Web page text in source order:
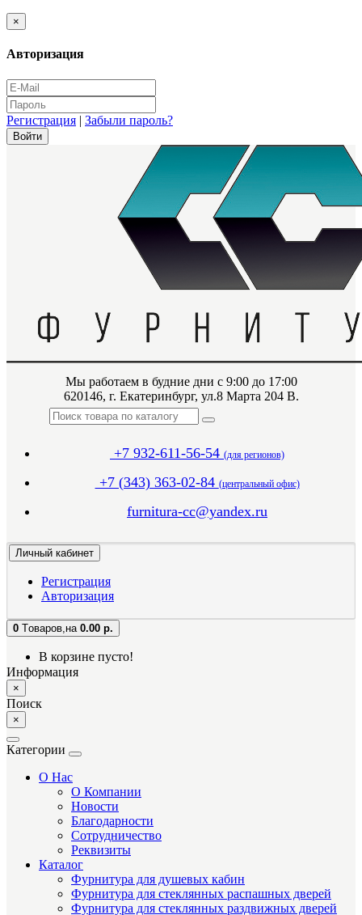
×
Авторизация
Регистрация | Забыли пароль?
Мы работаем в будние дни с 9:00 до 17:00
620146, г. Екатеринбург, ул.8 Марта 204 В.
+7 932-611-56-54 (для регионов)
+7 (343) 363-02-84 (центральный офис)
furnitura-cc@yandex.ru
Личный кабинет
Регистрация
Авторизация
0 Tоваров, на 0.00 р.
В корзине пусто!
Информация
×
Поиск
×
Категории
О Нас
О Компании
Новости
Благодарности
Сотрудничество
Реквизиты
Каталог
Фурнитура для душевых кабин
Фурнитура для стеклянных распашных дверей
Фурнитура для стеклянных раздвижных дверей